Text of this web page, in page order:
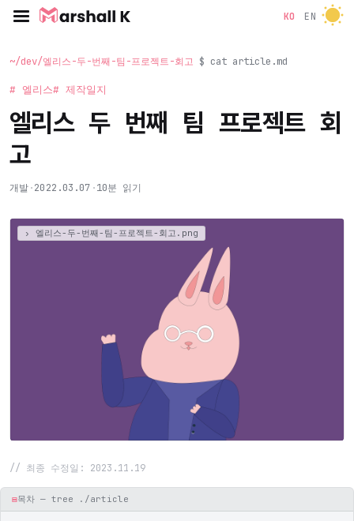
KO EN
~/dev/엘리스-두-번째-팀-프로젝트-회고 $ cat article.md
# 엘리스# 제작일지
엘리스 두 번째 팀 프로젝트 회
고
개발·2022.03.07 ·10분 읽기
// 최종 수정일: 2023.11.19
▤목차 — tree ./article